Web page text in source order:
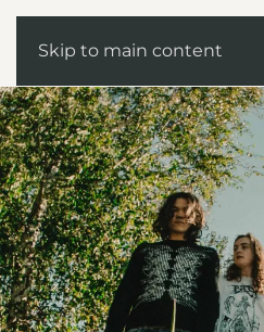
Skip to main content